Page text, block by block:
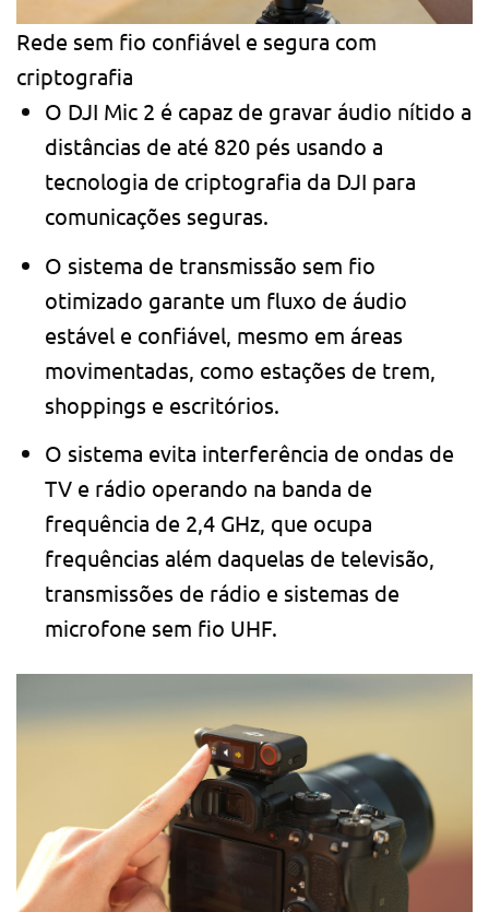
Rede sem fio confiável e segura com
criptografia
O DJI Mic 2 é capaz de gravar áudio nítido a
distâncias de até 820 pés usando a
tecnologia de criptografia da DJI para
comunicações seguras.
O sistema de transmissão sem fio
otimizado garante um fluxo de áudio
estável e confiável, mesmo em áreas
movimentadas, como estações de trem,
shoppings e escritórios.
O sistema evita interferência de ondas de
TV e rádio operando na banda de
frequência de 2,4 GHz, que ocupa
frequências além daquelas de televisão,
transmissões de rádio e sistemas de
microfone sem fio UHF.